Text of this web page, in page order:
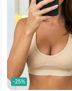
-25%